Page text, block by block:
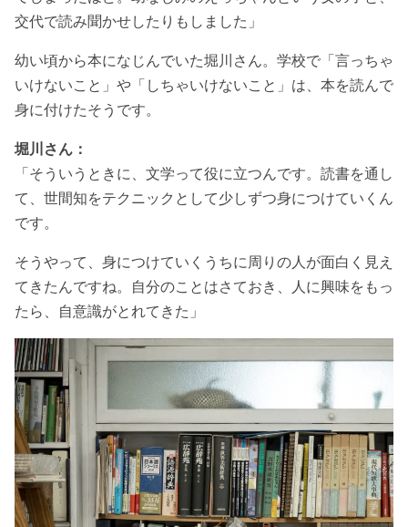
交代で読み聞かせしたりもしました」
幼い頃から本になじんでいた堀川さん。学校で「言っちゃ
いけないこと」や「しちゃいけないこと」は、本を読んで
身に付けたそうです。
堀川さん：
「そういうときに、文学って役に立つんです。読書を通し
て、世間知をテクニックとして少しずつ身につけていくん
です。
そうやって、身につけていくうちに周りの人が面白く見え
てきたんですね。自分のことはさておき、人に興味をもっ
たら、自意識がとれてきた」